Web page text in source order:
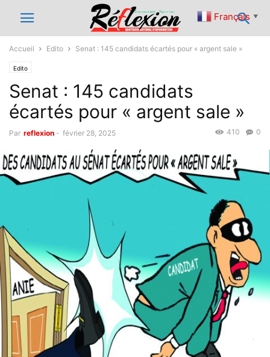
Accueil Edito Senat : 145 candidats écartés pour « argent sale »
Edito
Senat : 145 candidats
écartés pour « argent sale »
Par reflexion - février 28, 2025 0
410
Français ▼